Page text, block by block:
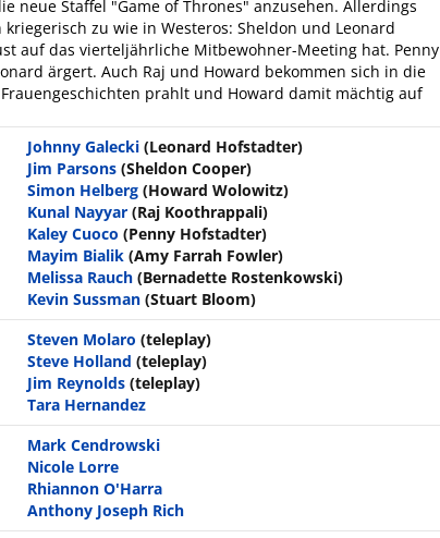
neue Staffel "Game of Thrones" anzusehen. Allerdings
zu wie in Westeros: Sheldon und Leonard
auf das vierteljährliche Mitbewohner-Meeting hat. Penny
ärgert. Auch Raj und Howard bekommen sich in die
prahlt und Howard damit mächtig auf
Johnny Galecki (Leonard Hofstadter)
Jim Parsons (Sheldon Cooper)
Simon Helberg (Howard Wolowitz)
Kunal Nayyar (Raj Koothrappali)
Kaley Cuoco (Penny Hofstadter)
Mayim Bialik (Amy Farrah Fowler)
Melissa Rauch (Bernadette Rostenkowski)
Kevin Sussman (Stuart Bloom)
Steven Molaro (teleplay)
Steve Holland (teleplay)
Jim Reynolds (teleplay)
Tara Hernandez
Mark Cendrowski
Nicole Lorre
Rhiannon O'Harra
Anthony Joseph Rich